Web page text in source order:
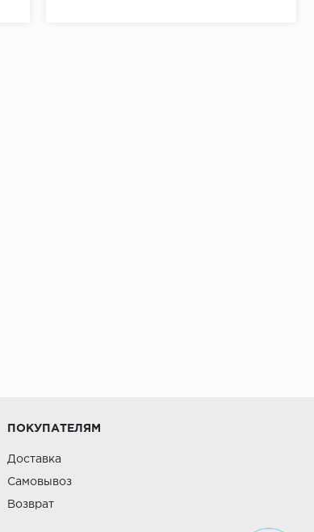
ПОКУПАТЕЛЯМ
Доставка
Самовывоз
Возврат